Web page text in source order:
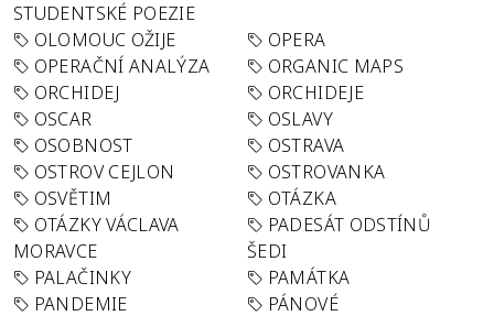
STUDENTSKÉ POEZIE
OLOMOUC OŽIJE
OPERA
OPERAČNÍ ANALÝZA
ORGANIC MAPS
ORCHIDEJ
ORCHIDEJE
OSCAR
OSLAVY
OSOBNOST
OSTRAVA
OSTROV CEJLON
OSTROVANKA
OSVĚTIM
OTÁZKA
OTÁZKY VÁCLAVA
MORAVCE
PADESÁT ODSTÍNŮ
ŠEDI
PALAČINKY
PAMÁTKA
PANDEMIE
PÁNOVÉ